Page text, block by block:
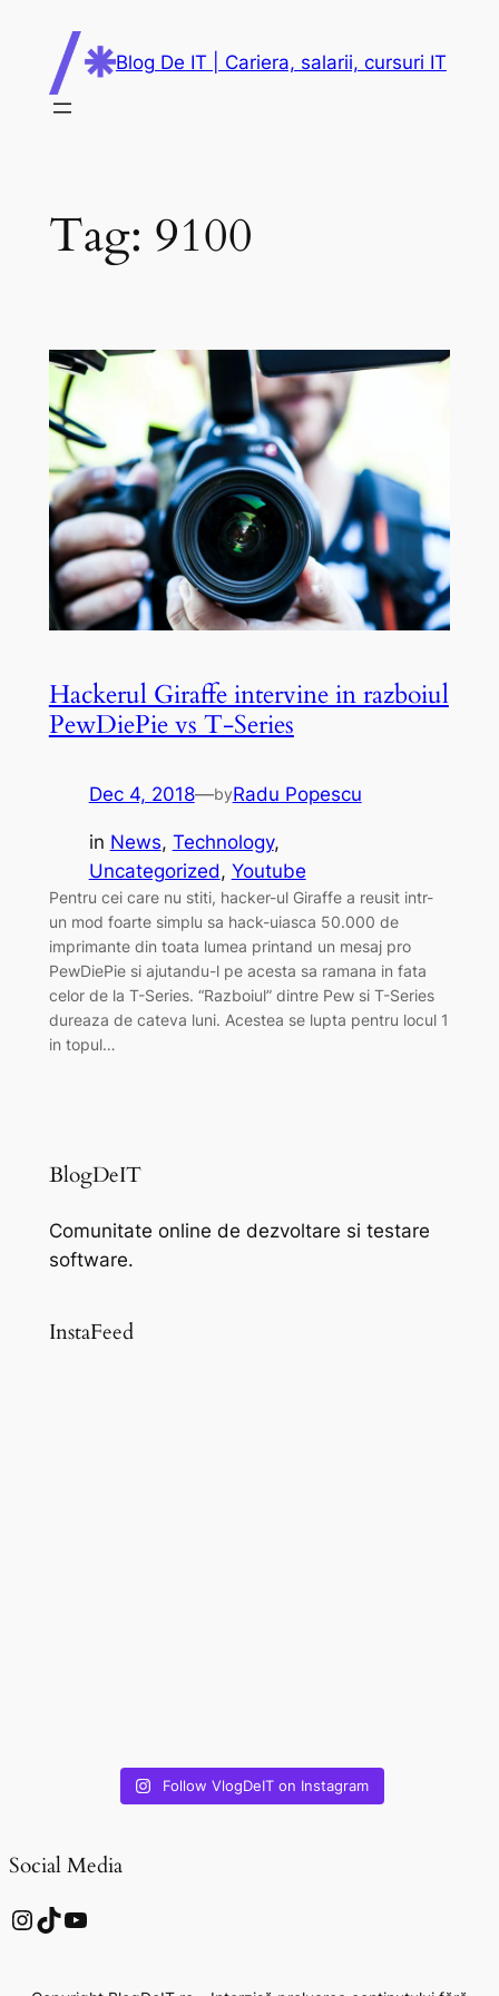
content
Blog De IT | Cariera, salarii, cursuri IT
Tag: 9100
Hackerul Giraffe intervine in razboiul
PewDiePie vs T-Series
Dec 4, 2018—byRadu Popescu
in News, Technology
Uncategorized, Youtube
Pentru cei care nu stiti, hacker-ul Giraffe a reusit intr-
un mod foarte simplu sa hack-uiasca 50.000 de
imprimante din toata lumea printand un mesaj pro
PewDiePie si ajutandu-l pe acesta sa ramana in fata
celor de la T-Series. “Razboiul” dintre Pew si T-Series
dureaza de cateva luni. Acestea se lupta pentru locul 1
in topul…
BlogDeIT
Comunitate online de dezvoltare si testare
software.
InstaFeed
Follow VlogDeIT on Instagram
Social Media
InstagramTikTok YouTube